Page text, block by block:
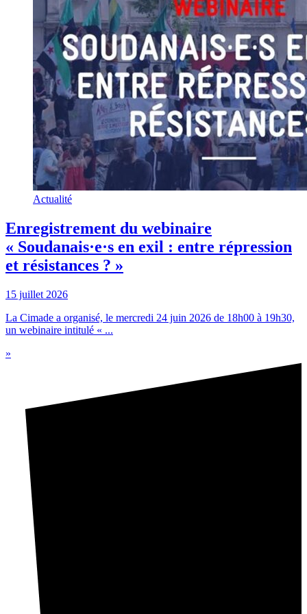
Actualité
Enregistrement du webinaire
« Soudanais·e·s en exil : entre répression
et résistances ? »
15 juillet 2026
La Cimade a organisé, le mercredi 24 juin 2026 de 18h00 à 19h30,
un webinaire intitulé « ...
»